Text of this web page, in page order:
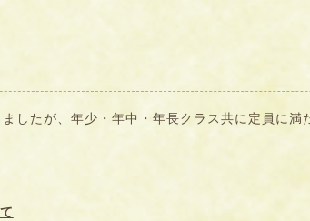
したが、年少・年中・年長クラス共に定員に満